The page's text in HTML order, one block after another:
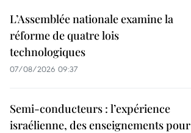
L’Assemblée nationale examine la
réforme de quatre lois
technologiques
07/08/2026 09:37
Semi-conducteurs : l’expérience
israélienne, des enseignements pour